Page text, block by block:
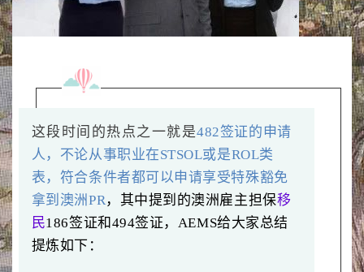
这段时间的热点之一就是482签证的申请
人，不论从事职业在STSOL或是ROL类
表，符合条件者都可以申请享受特殊豁免
拿到澳洲PR，其中提到的澳洲雇主担保移
民186签证和494签证，AEMS给大家总结
提炼如下：